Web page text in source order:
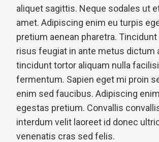
aliquet sagittis. Neque sodales ut
amet. Adipiscing enim eu turpis
pretium aenean pharetra.
risus feugiat in ante metus dictum
tincidunt tortor aliquam nulla
fermentum. Sapien eget mi proin
enim sed faucibus. Adipiscing
egestas pretium. Convallis
interdum velit laoreet id donec
venenatis cras sed felis.